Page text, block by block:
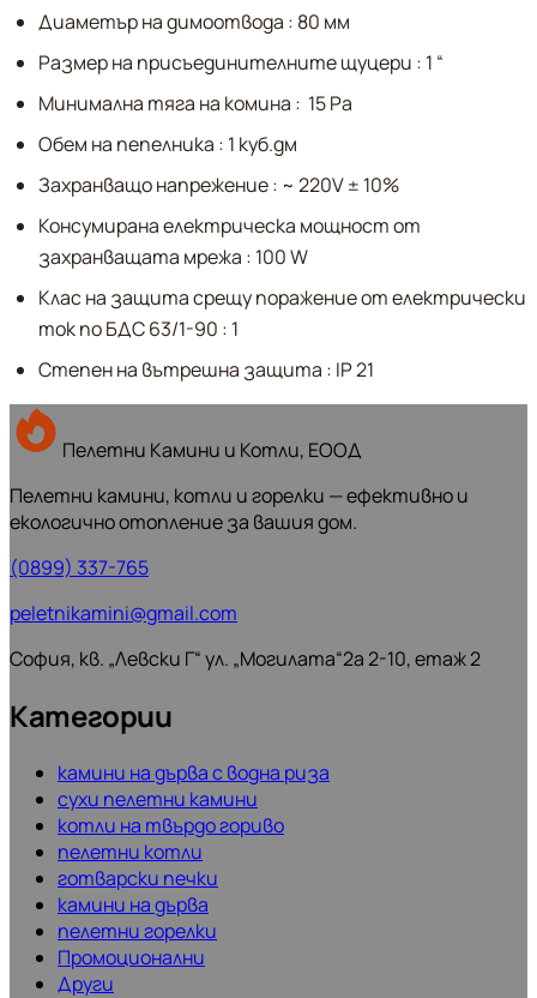
Диаметър на димоотвода : 80 мм
Размер на присъединителните щуцери : 1 “
Минимална тяга на комина : 15 Pa
Обем на пепелника : 1 куб.дм
Захранващо напрежение : ~ 220V ± 10%
Консумирана електрическа мощност от
захранващата мрежа : 100 W
Клас на защита срещу поражение от електрически
ток по БДС 63/1-90 : 1
Степен на вътрешна защита : IP 21
Пелетни Камини и Котли, ЕООД
Пелетни камини, котли и горелки — ефективно и
екологично отопление за вашия дом.
(0899) 337-765
peletnikamini@gmail.com
София, кв. „Левски Г“ ул. „Могилата“2а 2-10, етаж 2
Категории
камини на дърва с водна риза
сухи пелетни камини
котли на твърдо гориво
пелетни котли
готварски печки
камини на дърва
пелетни горелки
Промоционални
Други